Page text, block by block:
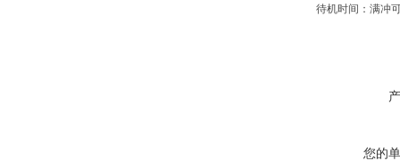
待机时间：满冲可
您的